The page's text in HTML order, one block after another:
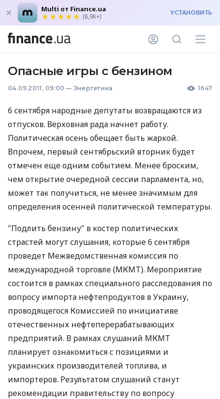
Multi от Finance.ua
(8,9K+) УСТАНОВИТЬ
Опасные игры с бензином
04.09.2011, 09:00 — Энергетика 1647
6 сентября народные депутаты возвращаются из
отпусков. Верховная рада начнет работу.
Политическая осень обещает быть жаркой.
Впрочем, первый сентябрьский вторник будет
отмечен еще одним событием. Менее броским,
чем открытие очередной сессии парламента, но,
может так получиться, не менее значимым для
определения осенней политической температуры.
"Подлить бензину" в костер политических
страстей могут слушания, которые 6 сентября
проведет Межведомственная комиссия по
международной торговле (МКМТ). Мероприятие
состоится в рамках специального расследования по
вопросу импорта нефтепродуктов в Украину,
проводящегося Комиссией по инициативе
отечественных нефтеперерабатывающих
предприятий. В рамках слушаний МКМТ
планирует ознакомиться с позициями и
украинских производителей топлива, и
импортеров. Результатом слушаний станут
рекомендации правительству по вопросу